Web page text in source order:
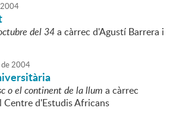
2004
del 34a càrrec d'Agustí Barrera i
de2004
o el continent de la llum a càrrec
Centre d'Estudis Africans